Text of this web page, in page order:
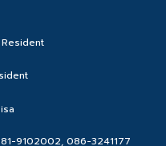
9102002, 086-3241177